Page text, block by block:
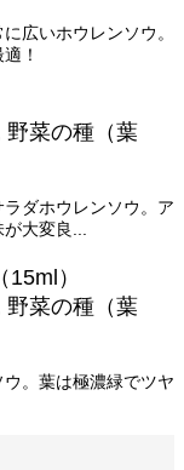
広いホウレンソウ。
！
野菜の種（葉
ダホウレンソウ。ア
大変良...
）
野菜の種（葉
。葉は極濃緑でツヤ